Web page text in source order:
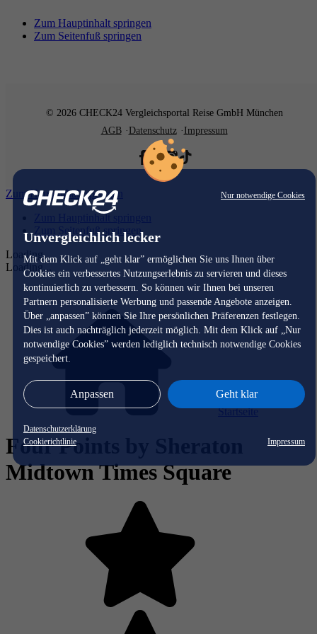
Nur notwendige Cookies
Unvergleichlich lecker
Mit dem Klick auf „geht klar” ermöglichen Sie uns Ihnen über
Cookies ein verbessertes Nutzungserlebnis zu servieren und dieses
kontinuierlich zu verbessern. So können wir Ihnen bei unseren
Partnern personalisierte Werbung und passende Angebote anzeigen.
Über „anpassen” können Sie Ihre persönlichen Präferenzen festlegen.
Dies ist auch nachträglich jederzeit möglich. Mit dem Klick auf „Nur
notwendige Cookies” werden lediglich technisch notwendige Cookies
gespeichert.
Anpassen Geht klar
Datenschutzerklärung
Cookierichtlinie
Impressum
Zum Hauptinhalt springen
Zum Seitenfuß springen
© 2026 CHECK24 Vergleichsportal Reise GmbH München
AGB
Datenschutz Impressum
Zum Hauptinhalt springen
Zum Hauptinhalt springen
Zum Seitenfuß springen
Loading...
Loading...
Startseite
Four Points by Sheraton
Midtown Times Square